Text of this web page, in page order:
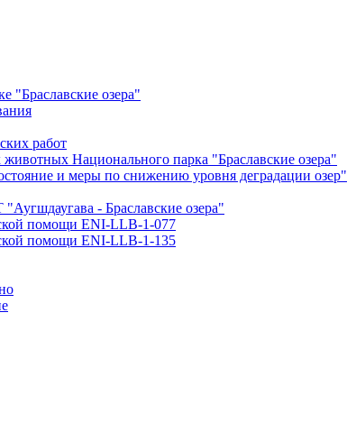
"Браславские озера"
работ
Национального парка "Браславские озера"
и меры по снижению уровня деградации озер"
- Браславские озера"
помощи ENI-LLB-1-077
помощи ENI-LLB-1-135